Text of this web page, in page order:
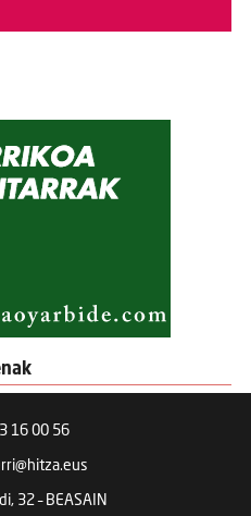
16 00 56
32 – BEASAIN